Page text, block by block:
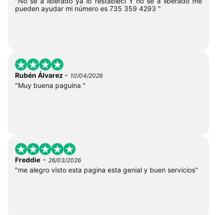
pueden ayudar mi número es 735 359 4293 "
Rubén Álvarez - 10/04/2026
"Muy buena paguina "
Freddie - 26/03/2026
"me alegro visto esta pagina esta genial y buen servicios"